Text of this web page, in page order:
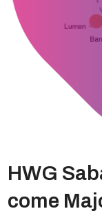
HWG
come